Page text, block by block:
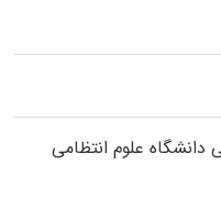
ﻋﻠﻮم انتظامی